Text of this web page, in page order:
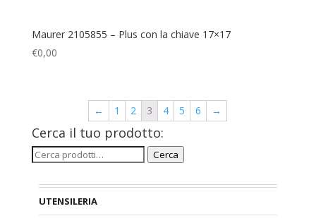
Maurer 2105855 – Plus con la chiave 17×17
€0,00
← 1 2 3 4 5 6 →
Cerca il tuo prodotto:
Cerca: Cerca
UTENSILERIA